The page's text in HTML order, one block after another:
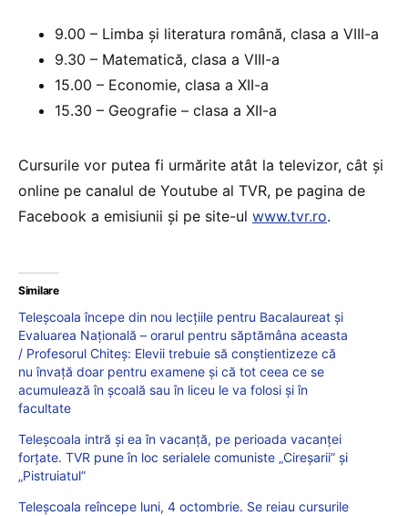
9.00 – Limba și literatura română, clasa a VIII-a
9.30 – Matematică, clasa a VIII-a
15.00 – Economie, clasa a XII-a
15.30 – Geografie – clasa a XII-a
Cursurile vor putea fi urmărite atât la televizor, cât şi
online pe canalul de Youtube al TVR, pe pagina de
Facebook a emisiunii şi pe site-ul www.tvr.ro.
Similare
Teleșcoala începe din nou lecțiile pentru Bacalaureat și
Evaluarea Națională – orarul pentru săptămâna aceasta
/ Profesorul Chiteș: Elevii trebuie să conștientizeze că
nu învață doar pentru examene și că tot ceea ce se
acumulează în școală sau în liceu le va folosi și în
facultate
Teleșcoala intră și ea în vacanță, pe perioada vacanței
forțate. TVR pune în loc serialele comuniste „Cireșarii” și
„Pistruiatul”
Teleșcoala reîncepe luni, 4 octombrie. Se reiau cursurile